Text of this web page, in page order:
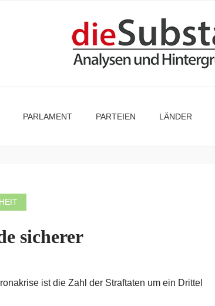
PARLAMENT PARTEIEN LÄNDER
sicherer
ist die Zahl der Straftaten um ein Drittel